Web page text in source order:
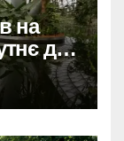
на
для